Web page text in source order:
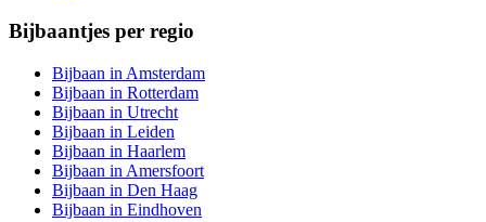
Bijbaantjes per regio
Bijbaan in Amsterdam
Bijbaan in Rotterdam
Bijbaan in Utrecht
Bijbaan in Leiden
Bijbaan in Haarlem
Bijbaan in Amersfoort
Bijbaan in Den Haag
Bijbaan in Eindhoven